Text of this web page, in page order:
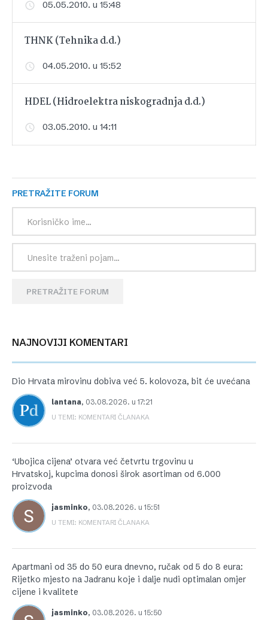
05.05.2010. u 15:48
THNK (Tehnika d.d.)
04.05.2010. u 15:52
HDEL (Hidroelektra niskogradnja d.d.)
03.05.2010. u 14:11
PRETRAŽITE FORUM
PRETRAŽITE FORUM
NAJNOVIJI KOMENTARI
Dio Hrvata mirovinu dobiva već 5. kolovoza, bit će uvećana
lantana, 03.08.2026. u 17:21
U TEMI: KOMENTARI ČLANAKA
‘Ubojica cijena’ otvara već četvrtu trgovinu u
Hrvatskoj, kupcima donosi širok asortiman od 6.000
proizvoda
jasminko, 03.08.2026. u 15:51
U TEMI: KOMENTARI ČLANAKA
Apartmani od 35 do 50 eura dnevno, ručak od 5 do 8 eura:
Rijetko mjesto na Jadranu koje i dalje nudi optimalan omjer
cijene i kvalitete
jasminko, 03.08.2026. u 15:50